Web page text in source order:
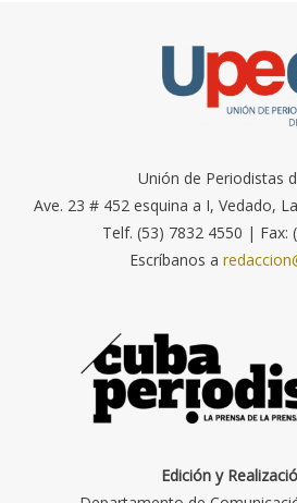
Unión de Periodistas
Ave. 23 # 452 esquina a I, Vedado,
Telf. (53) 7832 4550 | Fax:
Escríbanos a
Edición y